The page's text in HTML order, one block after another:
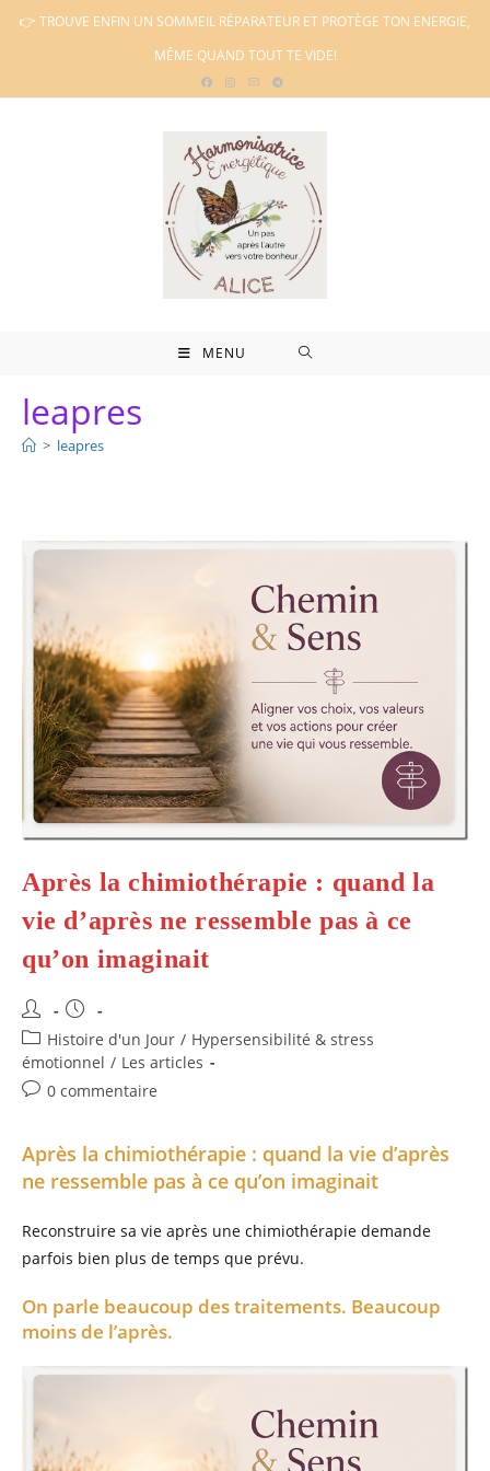
Skip👉 TROUVE ENFIN UN SOMMEIL RÉPARATEUR ET PROTÈGE TON ENERGIE,
MÊME QUAND TOUT TE VIDE!
MENU
leapres
> leapres
Après la chimiothérapie : quand la
vie d’après ne ressemble pas à ce
qu’on imaginait
Auteur/autrice
de
la
publication :
Publication
publiée :
Post
category:
Histoire d'un Jour / Hypersensibilité & stress
émotionnel / Les articles
Commentaires
publication :
0 commentaire
Après la chimiothérapie : quand la vie d’après
ne ressemble pas à ce qu’on imaginait
Reconstruire sa vie après une chimiothérapie demande
parfois bien plus de temps que prévu.
On parle beaucoup des traitements. Beaucoup
moins de l’après.